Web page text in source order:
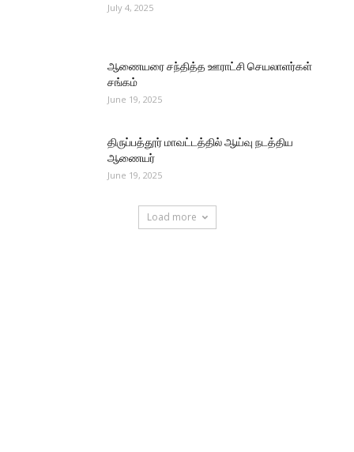
July 4, 2025
ஆணையரை சந்தித்த ஊராட்சி செயலாளர்கள்
சங்கம்
June 19, 2025
திருப்பத்தூர் மாவட்டத்தில் ஆய்வு நடத்திய
ஆணையர்
June 19, 2025
Load more